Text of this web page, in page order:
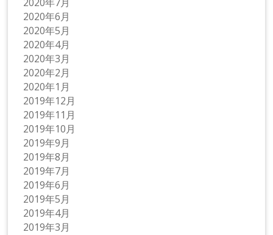
2020年7月
2020年6月
2020年5月
2020年4月
2020年3月
2020年2月
2020年1月
2019年12月
2019年11月
2019年10月
2019年9月
2019年8月
2019年7月
2019年6月
2019年5月
2019年4月
2019年3月